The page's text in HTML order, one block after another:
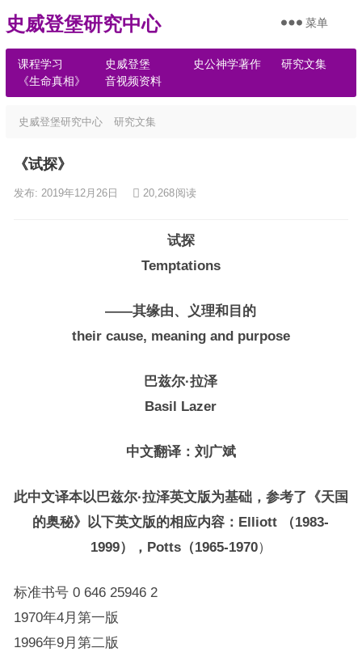
史威登堡研究中心
课程学习 史威登堡 史公神学著作
研究文集
《生命真相》
音视频资料
菜单
史威登堡研究中心 研究文集
《试探》
发布: 2019年12月26日 20,268阅读
试探
Temptations
——其缘由、义理和目的
their cause, meaning and purpose
巴兹尔·拉泽
Basil Lazer
中文翻译：刘广斌
此中文译本以巴兹尔·拉泽英文版为基础，参考了《天国
的奥秘》以下英文版的相应内容：Elliott （1983-
1999），Potts（1965-1970）
标准书号 0 646 25946 2
1970年4月第一版
1996年9月第二版